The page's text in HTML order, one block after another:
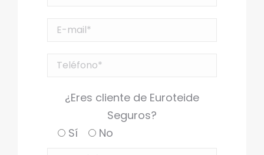
¿Eres cliente de Euroteide
Seguros?
Sí
No